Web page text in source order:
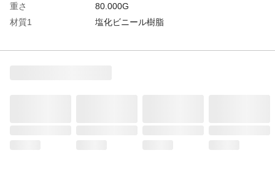
重さ
80.000G
材質1
塩化ビニール樹脂